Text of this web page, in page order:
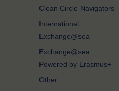
Clean Circle Navigators
International
Exchange@sea
Exchange@sea
Powered by Erasmus+
Other